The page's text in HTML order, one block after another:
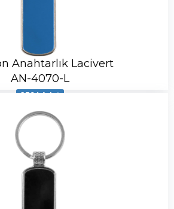
Anahtarlık Lacivert
AN-4070-L
2394 Adet